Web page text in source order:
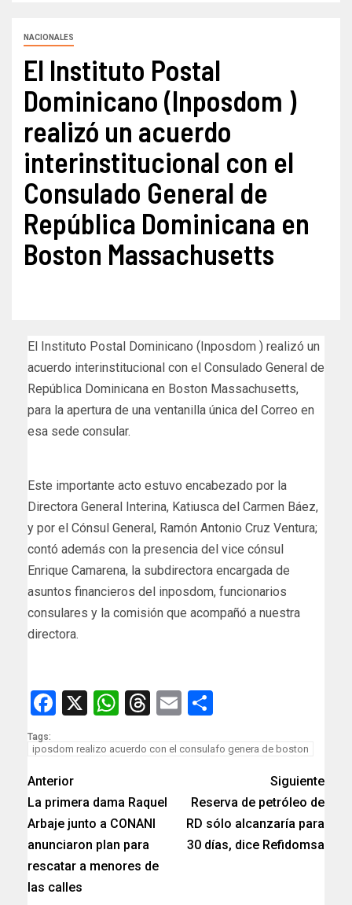
NACIONALES
El Instituto Postal
Dominicano (Inposdom )
realizó un acuerdo
interinstitucional con el
Consulado General de
República Dominicana en
Boston Massachusetts
El Instituto Postal Dominicano (Inposdom ) realizó un
acuerdo interinstitucional con el Consulado General de
República Dominicana en Boston Massachusetts,
para la apertura de una ventanilla única del Correo en
esa sede consular.
Este importante acto estuvo encabezado por la
Directora General Interina, Katiusca del Carmen Báez,
y por el Cónsul General, Ramón Antonio Cruz Ventura;
contó además con la presencia del vice cónsul
Enrique Camarena, la subdirectora encargada de
asuntos financieros del inposdom, funcionarios
consulares y la comisión que acompañó a nuestra
directora.
Facebook
X WhatsApp
Threads
Email
Tags:
iposdom realizo acuerdo con el consulafo genera de boston
Anterior
La primera dama Raquel
Arbaje junto a CONANI
anunciaron plan para
rescatar a menores de
las calles
Siguiente
Reserva de petróleo de
RD sólo alcanzaría para
30 días, dice Refidomsa